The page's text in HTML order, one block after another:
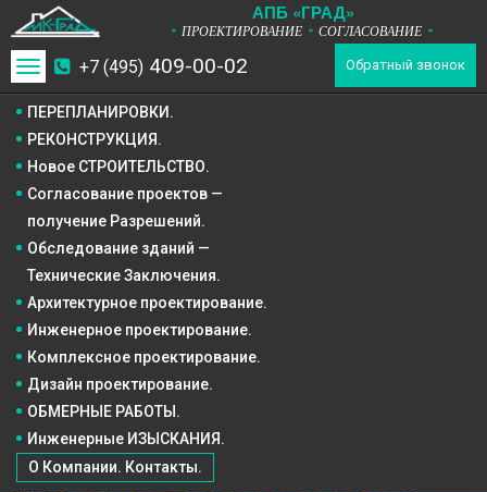
АПБ «ГРАД»
* ПРОЕКТИРОВАНИЕ * СОГЛАСОВАНИЕ *
+7 (495) 409-00-02 Обратный звонок
Toggle
navigation
ПЕРЕПЛАНИРОВКИ.
РЕКОНСТРУКЦИЯ.
Новое СТРОИТЕЛЬСТВО.
ОБМЕРНЫЕ РАБОТЫ.
Инженерные ИЗЫСКАНИЯ.
О Компании. Контакты.
Согласование проектов —
получение Разрешений.
Обследование зданий —
Технические Заключения.
Архитектурное проектирование.
Инженерное проектирование.
Комплексное проектирование.
Дизайн проектирование.